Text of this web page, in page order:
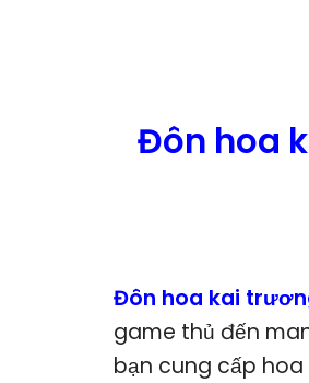
Đôn hoa
Đôn hoa kai
game thủ đến
bạn cung cấp